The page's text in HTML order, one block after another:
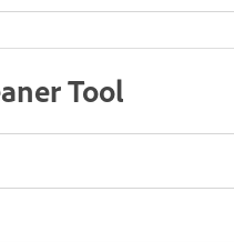
Tool